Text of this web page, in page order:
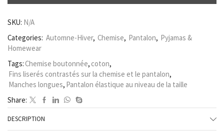
SKU: N/A
Categories: Automne-Hiver, Chemise, Pantalon, Pyjamas &
Homewear
Tags: Chemise boutonnée, coton,
Fins liserés contrastés sur la chemise et le pantalon,
Manches longues, Pantalon élastique au niveau de la taille
Share:
DESCRIPTION